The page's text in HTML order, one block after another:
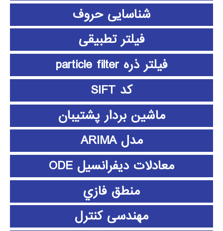
شناسایی حروف
فیلتر تطبیقی
فیلتر ذره particle filter
کد SIFT
ماشین بردار پشتیبان
مدل ARIMA
معادلات دیفرانسیل ODE
منطق فازي
مهندسی کنترل